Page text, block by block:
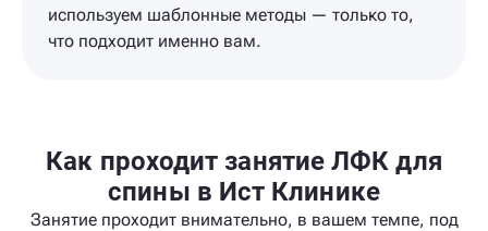
используем шаблонные методы — только то,
что подходит именно вам.
Как проходит занятие ЛФК для
спины в Ист Клинике
Занятие проходит внимательно, в вашем темпе, под